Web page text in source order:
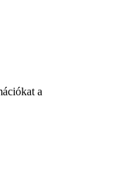
a